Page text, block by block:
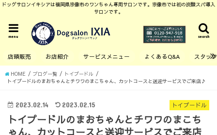
ドッグサロンイキシアは福岡県宗像市のワンちゃん専用サロンです。宗像市では初の炭酸スパ導入
サロンです。
search
menu
店頭販売 お店紹介 サービスメニュー よくあるQ&A スタッ
HOME ブログ一覧
トイプードル
トイプードルのまおちゃんとチワワのまこちゃん、カットコースと送迎サービスでご来店♪
トイプードル
2023.02.14 2023.02.15
トイプードルのまおちゃんとチワワのまこち
ゃん、カットコースと送迎サービスでご来店